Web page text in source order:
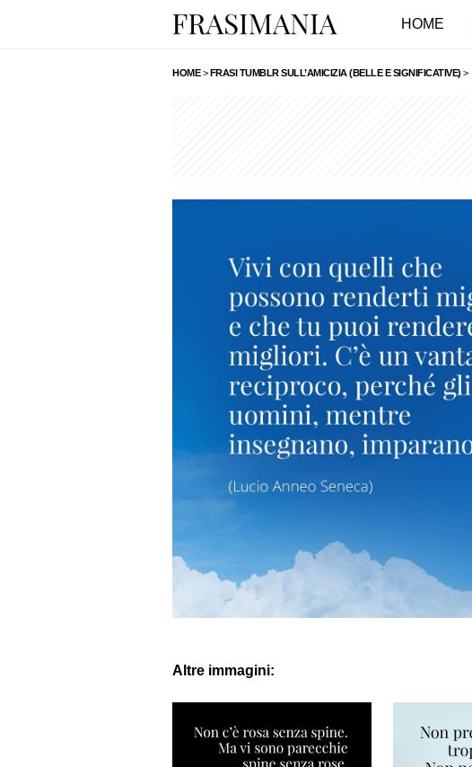
HOME
HOME>FRASI TUMBLR SULL’AMICIZIA (BELLE E SIGNIFICATIVE) >
Altre immagini: